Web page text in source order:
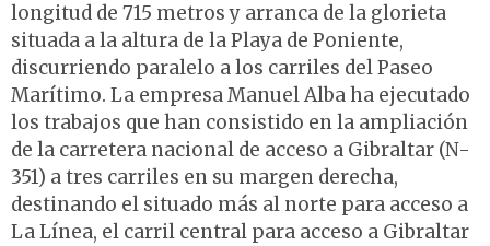
longitud de 715 metros y arranca de la glorieta
situada a la altura de la Playa de Poniente,
discurriendo paralelo a los carriles del Paseo
Marítimo. La empresa Manuel Alba ha ejecutado
los trabajos que han consistido en la ampliación
de la carretera nacional de acceso a Gibraltar (N-
351) a tres carriles en su margen derecha,
destinando el situado más al norte para acceso a
La Línea, el carril central para acceso a Gibraltar